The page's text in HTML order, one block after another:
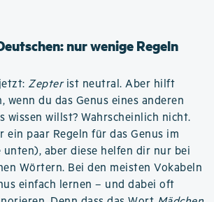
nur wenige Regeln
Zepterist neutral. Aber hilft
wenn du das Genus eines anderen
wissen willst? Wahrscheinlich nicht.
ein paar Regeln für das Genus im
unten), aber diese helfen dir nur bei
Wörtern. Bei den meisten Vokabeln
einfach lernen – und dabei oft